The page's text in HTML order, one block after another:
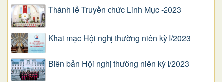
Thánh lễ Truyền chức Linh Mục -2023
Khai mạc Hội nghị thường niên kỳ I/2023
Biên bản Hội nghị thường niên kỳ I/2023